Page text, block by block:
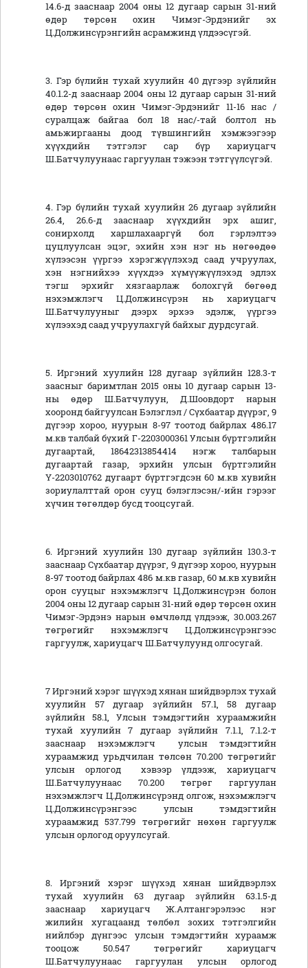
14.6-д зааснаар 2004 оны 12 дугаар сарын 31-ний
өдөр төрсөн охин Чимэг-Эрдэнийг эх
Ц.Должинсүрэнгийн асрамжинд үлдээсүгэй.
3. Гэр бүлийн тухай хуулийн 40 дүгээр зүйлийн
40.1.2-д зааснаар 2004 оны 12 дугаар сарын 31-ний
өдөр төрсөн охин Чимэг-Эрдэнийг 11-16 нас /
суралцаж байгаа бол 18 нас/-тай болтол нь
амьжиргааны доод түвшингийн хэмжээгээр
хүүхдийн тэтгэлэг сар бүр хариуцагч
Ш.Батчулуунаас гаргуулан тэжээн тэтгүүлсүгэй.
4. Гэр бүлийн тухай хуулийн 26 дугаар зүйлийн
26.4, 26.6-д зааснаар хүүхдийн эрх ашиг,
сонирхолд харшлахааргүй бол гэрлэлтээ
цуцлуулсан эцэг, эхийн хэн нэг нь нөгөөдөө
хүлээсэн үүргээ хэрэгжүүлэхэд саад учруулах,
хэн нэгнийхээ хүүхдээ хүмүүжүүлэхэд эдлэх
тэгш эрхийг хязгаарлаж болохгүй бөгөөд
нэхэмжлэгч Ц.Должинсүрэн нь хариуцагч
Ш.Батчулууныг дээрх эрхээ эдэлж, үүргээ
хүлээхэд саад учруулахгүй байхыг дурдсугай.
5. Иргэний хуулийн 128 дугаар зүйлийн 128.3-т
заасныг баримтлан 2015 оны 10 дугаар сарын 13-
ны өдөр Ш.Батчулуун, Д.Шоовдорт нарын
хооронд байгуулсан Бэлэглэл / Сүхбаатар дүүрэг, 9
дүгээр хороо, нуурын 8-97 тоотод байрлах 486.17
м.кв талбай бүхий Г-2203000361 Улсын бүртгэлийн
дугаартай, 18642313854414 нэгж талбарын
дугаартай газар, эрхийн улсын бүртгэлийн
Ү-2203010762 дугаарт бүртгэгдсэн 60 м.кв хувийн
зориулалттай орон сууц бэлэглэсэн/-ийн гэрээг
хүчин төгөлдөр бусд тооцсугай.
6. Иргэний хуулийн 130 дугаар зүйлийн 130.3-т
зааснаар Сүхбаатар дүүрэг, 9 дүгээр хороо, нуурын
8-97 тоотод байрлах 486 м.кв газар, 60 м.кв хувийн
орон сууцыг нэхэмжлэгч Ц.Должинсүрэн болон
2004 оны 12 дугаар сарын 31-ний өдөр төрсөн охин
Чимэг-Эрдэнэ нарын өмчлөлд үлдээж, 30.003.267
төгрөгийг нэхэмжлэгч Ц.Должинсүрэнгээс
гаргуулж, хариуцагч Ш.Батчулуунд олгосугай.
7 Иргэний хэрэг шүүхэд хянан шийдвэрлэх тухай
хуулийн 57 дугаар зүйлийн 57.1, 58 дугаар
зүйлийн 58.1, Улсын тэмдэгтийн хураамжийн
тухай хуулийн 7 дугаар зүйлийн 7.1.1, 7.1.2-т
зааснаар нэхэмжлэгч улсын тэмдэгтийн
хураамжид урьдчилан төлсөн 70.200 төгрөгийг
улсын орлогод хэвээр үлдээж, хариуцагч
Ш.Батчулуунаас 70.200 төгрөг гаргуулан
нэхэмжлэгч Ц.Должинсүрэнд олгож, нэхэмжлэгч
Ц.Должинсүрэнгээс улсын тэмдэгтийн
хураамжид 537.799 төгрөгийг нөхөн гаргуулж
улсын орлогод оруулсугай.
8. Иргэний хэрэг шүүхэд хянан шийдвэрлэх
тухай хуулийн 63 дугаар зүйлийн 63.1.5-д
зааснаар хариуцагч Ж.Алтангэрэлээс нэг
жилийн хугацаанд төлбөл зохих тэтгэлгийн
нийлбэр дүнгээс улсын тэмдэгтийн хураамж
тооцож 50.547 төгрөгийг хариуцагч
Ш.Батчулуунаас гаргуулан улсын орлогод